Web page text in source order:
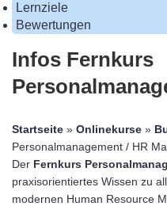
Lernziele
Bewertungen
Infos Fernkurs
Startseite » Onlinekurse »
Personalmanagement / HR
Der Fernkurs
praxisorientiertes Wissen zu
modernen Human Resource